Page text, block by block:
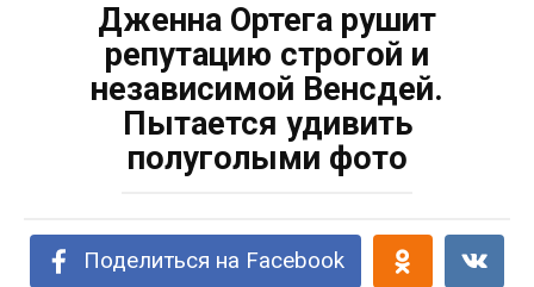
Дженна Ортега рушит
репутацию строгой и
независимой Венсдей.
Пытается удивить
полуголыми фото
Поделиться на Facebook